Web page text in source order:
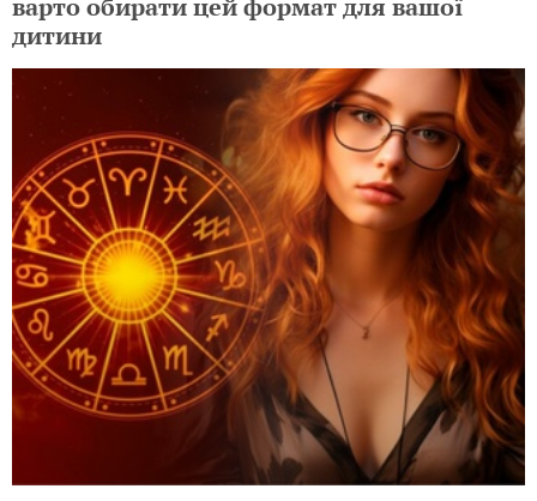
Auchan Україна вдев'яте проводить
«Дерево знань» для дітей, які потребують
підтримки